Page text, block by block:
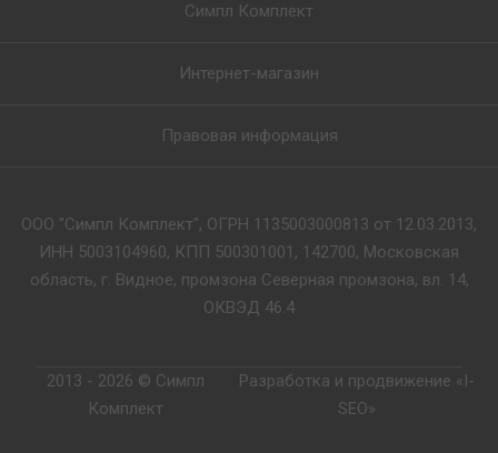
Симпл Комплект
Интернет-магазин
Правовая информация
ООО "Симпл Комплект", ОГРН 1135003000813 от 12.03.2013,
ИНН 5003104960, КПП 500301001, 142700, Московская
область, г. Видное, промзона Северная промзона, вл. 14,
ОКВЭД 46.4
2013 - 2026 © Симпл
Комплект
Разработка и продвижение «I-
SEO»